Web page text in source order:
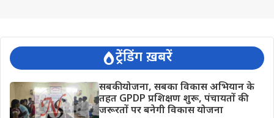
ट्रेंडिंग ख़बरें
सबकी योजना, सबका विकास अभियान के
तहत GPDP प्रशिक्षण शुरू, पंचायतों की
जरूरतों पर बनेगी विकास योजना